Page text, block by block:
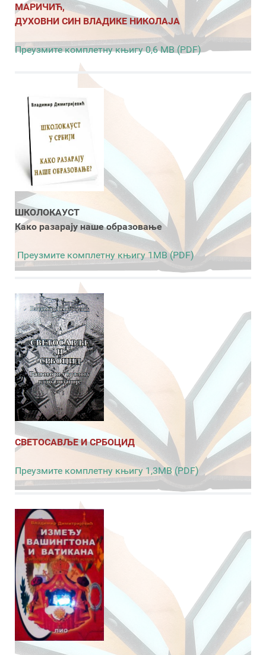
МАРИЧИЋ,
ДУХОВНИ СИН ВЛАДИКЕ НИКОЛАЈА
Преузмите комплетну књигу 0,6 MB (PDF)
ШКОЛОКАУСТ
Како разарају наше образовање
Преузмите комплетну књигу 1MB (PDF)
СВЕТОСАВЉЕ И СРБОЦИД
Преузмите комплетну књигу 1,3MB (PDF)